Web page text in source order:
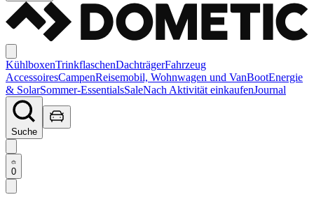
KühlboxenTrinkflaschenDachträgerFahrzeug
AccessoiresCampenReisemobil, Wohnwagen und VanBootEnergie
& SolarSommer-EssentialsSaleNach Aktivität einkaufenJournal
Suche
0